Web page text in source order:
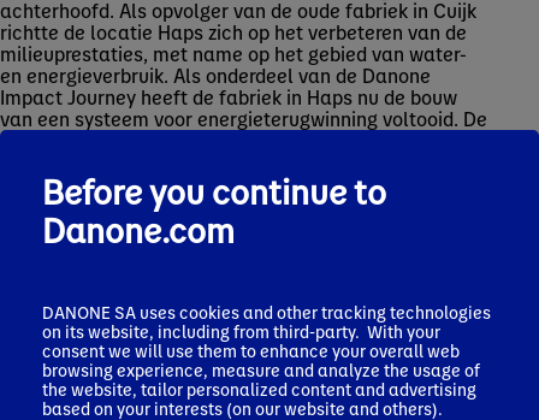
achterhoofd. Als opvolger van de oude fabriek in Cuijk
richtte de locatie Haps zich op het verbeteren van de
milieuprestaties, met name op het gebied van water-
en energieverbruik. Als onderdeel van de Danone
Impact Journey heeft de fabriek in Haps nu de bouw
van een systeem voor energieterugwinning voltooid. De
technologie vermindert het energieverbruik door
verloren zou gaan. Het nieuwe systeem ontsluit het
potentieel om het energieverbruik met nog eens 7% te
verlagen.
De fabriek is in 2019 officieel geopend om de
uitbreiding van Danone’s Nutricia-assortiment van
gespecialiseerde zuigelingenvoeding, speciaal
afgestemd op baby’s met specifieke
gezondheidsbehoeften, verder te ondersteunen.
Before you continue to
Danone.com
DANONE SA uses cookies and other tracking technologies
on its website, including from third-party. With your
consent we will use them to enhance your overall web
browsing experience, measure and analyze the usage of
the website, tailor personalized content and advertising
based on your interests (on our website and others).